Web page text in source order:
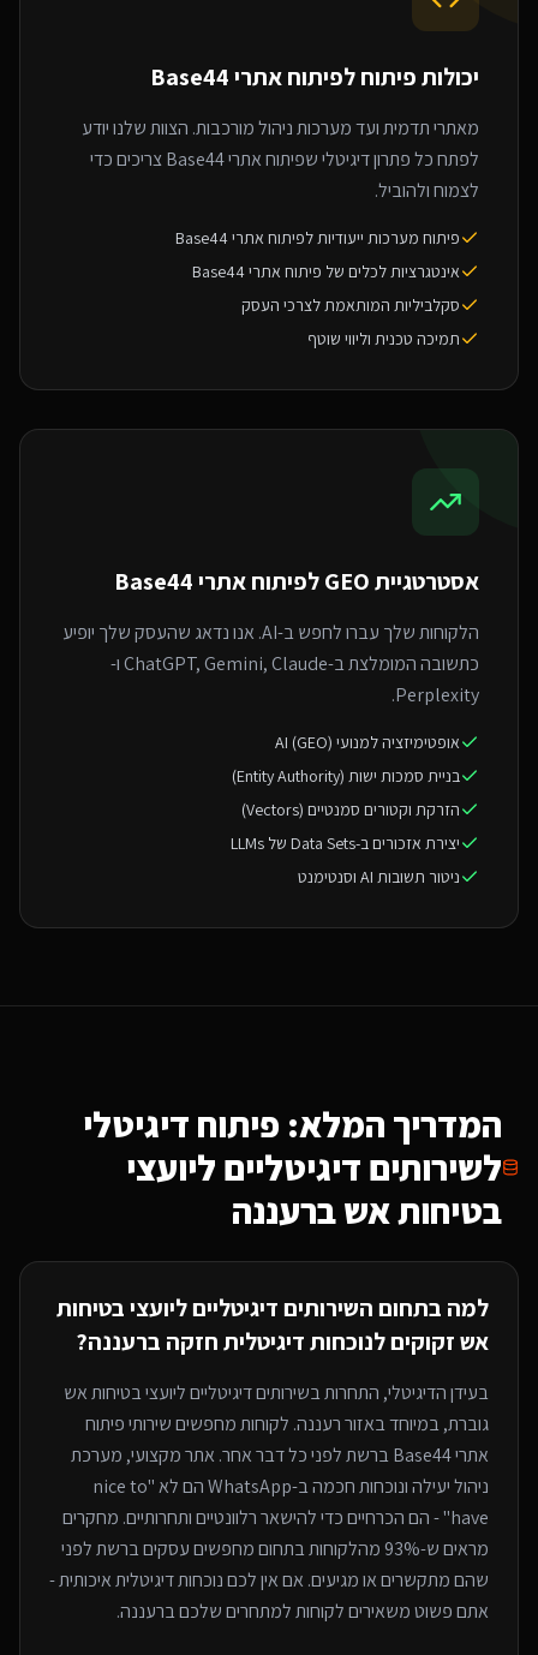
יכולות פיתוח לפיתוח אתרי Base44
מאתרי תדמית ועד מערכות ניהול מורכבות. הצוות שלנו יודע
לפתח כל פתרון דיגיטלי שפיתוח אתרי Base44 צריכים כדי
לצמוח ולהוביל.
פיתוח מערכות ייעודיות לפיתוח אתרי Base44
אינטגרציות לכלים של פיתוח אתרי Base44
סקלביליות המותאמת לצרכי העסק
תמיכה טכנית וליווי שוטף
אסטרטגיית GEO ל פיתוח אתרי Base44
הלקוחות שלך עברו לחפש ב-AI. אנו נדאג שהעסק שלך יופיע
כתשובה המומלצת ב-ChatGPT, Gemini, Claude ו-
Perplexity.
אופטימיזציה למנועי AI (GEO)
בניית סמכות ישות (Entity Authority)
הזרקת וקטורים סמנטיים (Vectors)
יצירת אזכורים ב-Data Sets של LLMs
ניטור תשובות AI וסנטימנט
המדריך המלא: פיתוח דיגיטלי
לשירותים דיגיטליים ליועצי
בטיחות אשברעננה
למה בתחום השירותים דיגיטליים ליועצי בטיחות
אשזקוקים לנוכחות דיגיטלית חזקה ברעננה?
בעידן הדיגיטלי, התחרות בשירותים דיגיטליים ליועצי בטיחות אש
גוברת, במיוחדבאזור רעננה. לקוחות מחפשים שירותיפיתוח
אתרי Base44
ברשת לפני כל דבר אחר. אתר מקצועי, מערכת
ניהול יעילה ונוכחות חכמה ב-WhatsApp הם לא "nice to
have" - הם הכרחיים כדי להישאר רלוונטיים ותחרותיים. מחקרים
מראים ש-93% מהלקוחות בתחום מחפשים עסקים ברשת לפני
שהם מתקשרים או מגיעים. אם אין לכם נוכחות דיגיטלית איכותית -
אתם פשוט משאירים לקוחות למתחריםשלכם ברעננה.